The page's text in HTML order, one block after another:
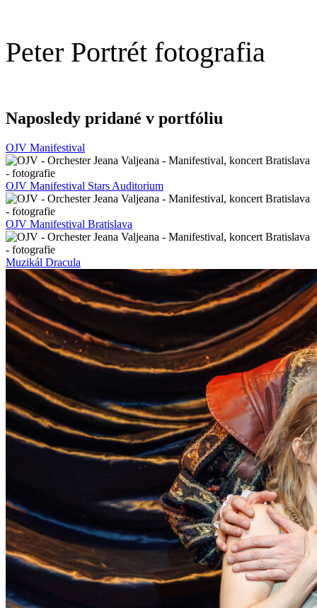
Peter Portrét fotografia
Naposledy pridané v portfóliu
OJV Manifestival
OJV Manifestival Stars Auditorium
OJV Manifestival Bratislava
Muzikál Dracula